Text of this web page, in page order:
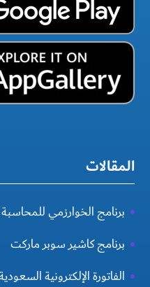
المقالات
برنامج الخوارزمي
برنامج كاشير سوبر ماركت
الفاتورة الإلكترونية